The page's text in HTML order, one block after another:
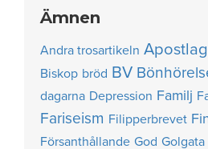
Ämnen
Andra trosartikeln
Biskop bröd BV
dagarna Depression Familj
Fariseism Filipperbrevet
Försanthållande God Golgata